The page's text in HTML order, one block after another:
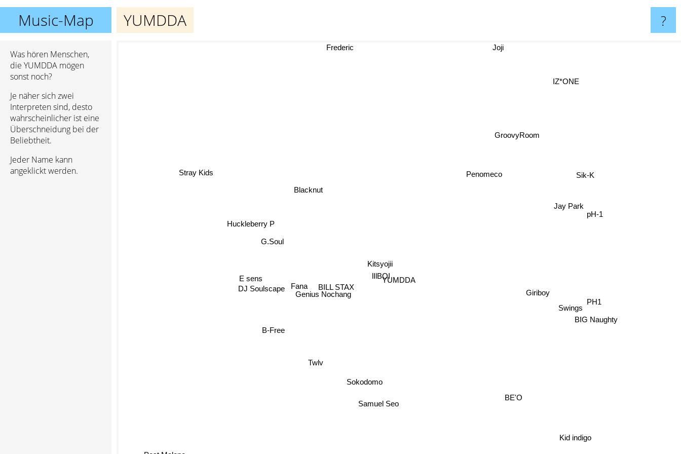
Music-Map YUMDDA ?
Was hören Menschen,
die YUMDDA mögen
sonst noch?
Je näher sich zwei
Interpreten sind, desto
wahrscheinlicher ist eine
Überschneidung bei der
Beliebtheit.
Jeder Name kann
angeklickt werden.
YUMDDA
lIlBOI
Kitsyojii
BILL STAX
Genius Nochang
Fana
Sokodomo
Samuel Seo
DJ Soulscape
Huckleberry P
Blacknut
E sens
B-Free
Twlv
Giriboy
PH1
Penomeco
BE'O
BIG Naughty
Swings
Sik-K
Frederic
GroovyRoom
Jay Park
pH-1
Kid indigo
Joji